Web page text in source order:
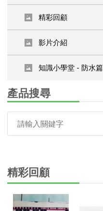
精彩回顧
影片介紹
知識小學堂 - 防水篇
產品搜尋
精彩回顧